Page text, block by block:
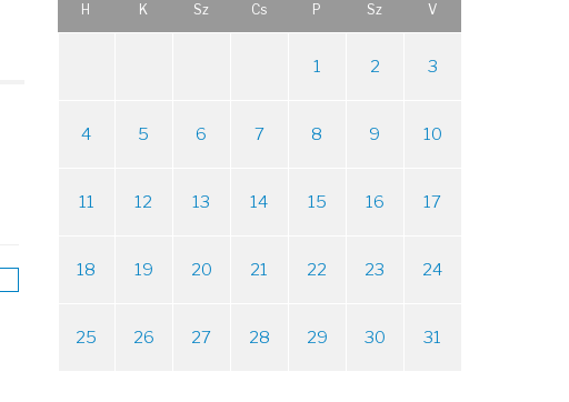
H K Sz Cs P Sz V
1 2 3
4 5 6 7 8 9 10
11 12 13 14 15 16 17
18 19 20 21 22 23 24
25 26 27 28 29 30 31